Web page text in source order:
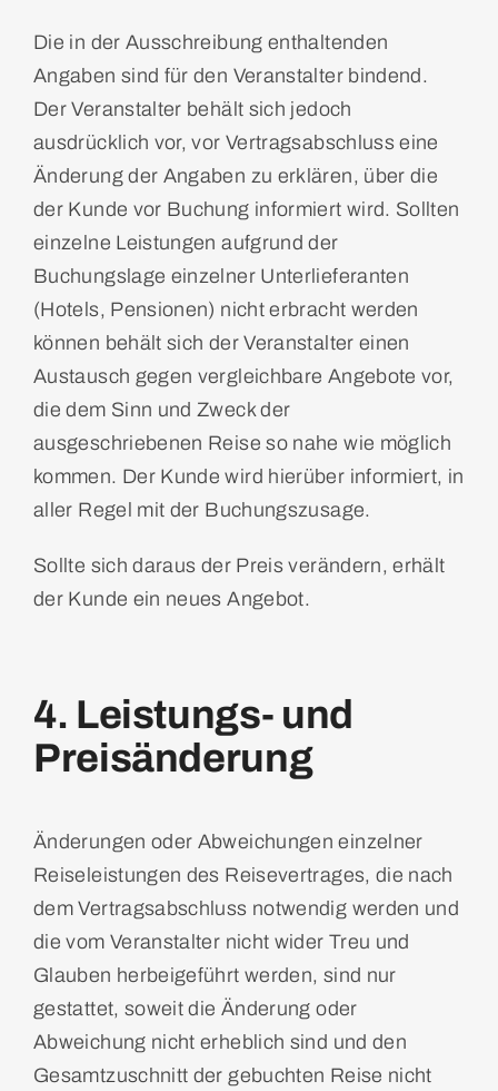
Die in der Ausschreibung enthaltenden
Angaben sind für den Veranstalter bindend.
Der Veranstalter behält sich jedoch
ausdrücklich vor, vor Vertragsabschluss eine
Änderung der Angaben zu erklären, über die
der Kunde vor Buchung informiert wird. Sollten
einzelne Leistungen aufgrund der
Buchungslage einzelner Unterlieferanten
(Hotels, Pensionen) nicht erbracht werden
können behält sich der Veranstalter einen
Austausch gegen vergleichbare Angebote vor,
die dem Sinn und Zweck der
ausgeschriebenen Reise so nahe wie möglich
kommen. Der Kunde wird hierüber informiert, in
aller Regel mit der Buchungszusage.
Sollte sich daraus der Preis verändern, erhält
der Kunde ein neues Angebot.
4. Leistungs- und
Preisänderung
Änderungen oder Abweichungen einzelner
Reiseleistungen des Reisevertrages, die nach
dem Vertragsabschluss notwendig werden und
die vom Veranstalter nicht wider Treu und
Glauben herbeigeführt werden, sind nur
gestattet, soweit die Änderung oder
Abweichung nicht erheblich sind und den
Gesamtzuschnitt der gebuchten Reise nicht